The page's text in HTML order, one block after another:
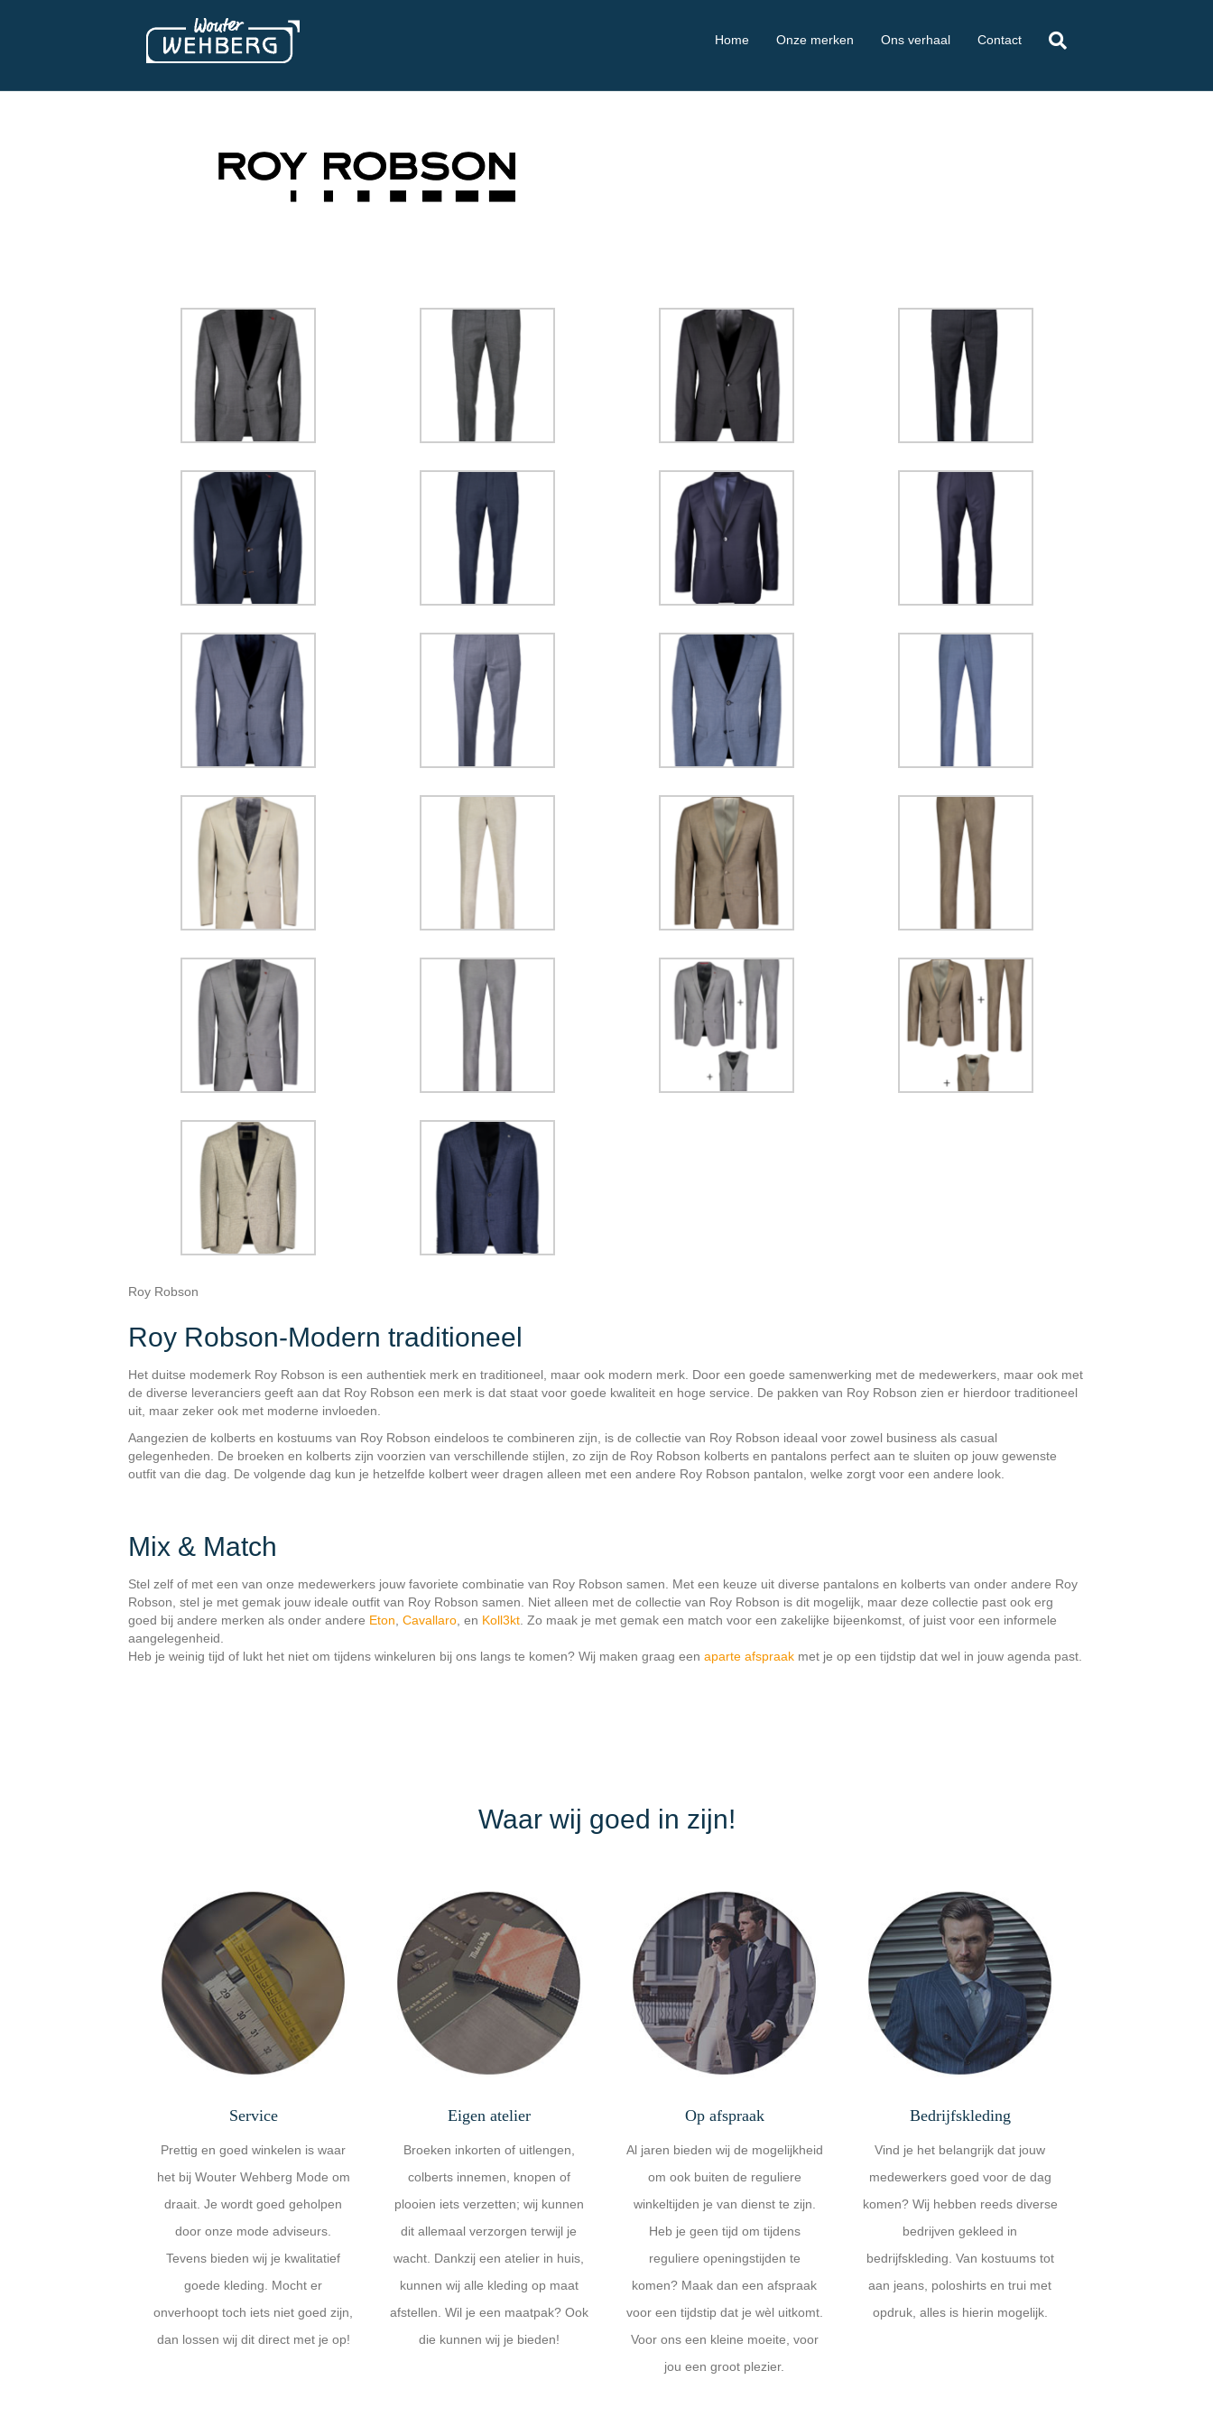
Home Onze merken Ons verhaal Contact
Roy Robson
Roy Robson-Modern traditioneel
Het duitse modemerk Roy Robson is een authentiek merk en traditioneel, maar ook modern merk. Door een goede samenwerking met de medewerkers, maar ook met
de diverse leveranciers geeft aan dat Roy Robson een merk is dat staat voor goede kwaliteit en hoge service. De pakken van Roy Robson zien er hierdoor traditioneel
uit, maar zeker ook met moderne invloeden.
Aangezien de kolberts en kostuums van Roy Robson eindeloos te combineren zijn, is de collectie van Roy Robson ideaal voor zowel business als casual
gelegenheden. De broeken en kolberts zijn voorzien van verschillende stijlen, zo zijn de Roy Robson kolberts en pantalons perfect aan te sluiten op jouw gewenste
outfit van die dag. De volgende dag kun je hetzelfde kolbert weer dragen alleen met een andere Roy Robson pantalon, welke zorgt voor een andere look.
Mix & Match
Stel zelf of met een van onze medewerkers jouw favoriete combinatie van Roy Robson samen. Met een keuze uit diverse pantalons en kolberts van onder andere Roy
Robson, stel je met gemak jouw ideale outfit van Roy Robson samen. Niet alleen met de collectie van Roy Robson is dit mogelijk, maar deze collectie past ook erg
goed bij andere merken als onder andere Eton Cavallaro , en Koll3kt . Zo maak je met gemak een match voor een zakelijke bijeenkomst, of juist voor een informele
aangelegenheid.
Heb je weinig tijd of lukt het niet om tijdens winkeluren bij ons langs te komen? Wij maken graag een aparte afspraak met je op een tijdstip dat wel in jouw agenda past.
Waar wij goed in zijn!
Service
Prettig en goed winkelen is waar
het bij Wouter Wehberg Mode om
draait. Je wordt goed geholpen
door onze mode adviseurs.
Tevens bieden wij je kwalitatief
goede kleding. Mocht er
onverhoopt toch iets niet goed zijn,
dan lossen wij dit direct met je op!
Eigen atelier
Broeken inkorten of uitlengen,
colberts innemen, knopen of
plooien iets verzetten; wij kunnen
dit allemaal verzorgen terwijl je
wacht. Dankzij een atelier in huis,
kunnen wij alle kleding op maat
afstellen. Wil je een maatpak? Ook
die kunnen wij je bieden!
Op afspraak
Al jaren bieden wij de mogelijkheid
om ook buiten de reguliere
winkeltijden je van dienst te zijn.
Heb je geen tijd om tijdens
reguliere openingstijden te
komen? Maak dan een afspraak
voor een tijdstip dat je wèl uitkomt.
Voor ons een kleine moeite, voor
jou een groot plezier.
Bedrijfskleding
Vind je het belangrijk dat jouw
medewerkers goed voor de dag
komen? Wij hebben reeds diverse
bedrijven gekleed in
bedrijfskleding. Van kostuums tot
aan jeans, poloshirts en trui met
opdruk, alles is hierin mogelijk.